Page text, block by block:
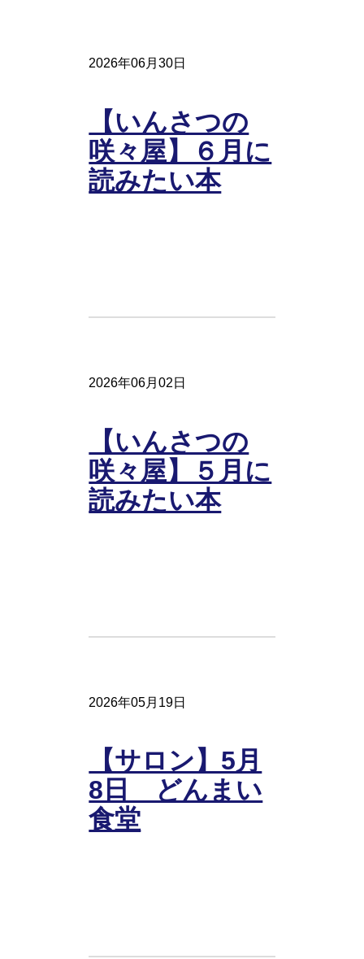
2026年06月30日
【いんさつの
咲々屋】６月に
読みたい本
2026年06月02日
【いんさつの
咲々屋】５月に
読みたい本
2026年05月19日
【サロン】5月
8日 どんまい
食堂